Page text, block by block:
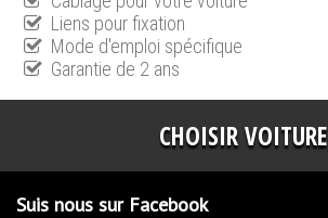
Liens pour fixation
Mode d'emploi spécifique
Garantie de 2 ans
CHOISIR VOITURE
Suis nous sur Facebook